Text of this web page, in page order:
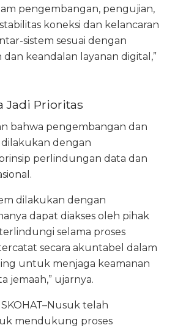
pengembangan, pengujian,
koneksi dan kelancaran
sistem sesuai dengan
keandalan layanan digital,”
Jadi Prioritas
bahwa pengembangan dan
dilakukan dengan
perlindungan data dan
dilakukan dengan
dapat diakses oleh pihak
selama proses
secara akuntabel dalam
untuk menjaga keamanan
jemaah,” ujarnya.
telah
mendukung proses